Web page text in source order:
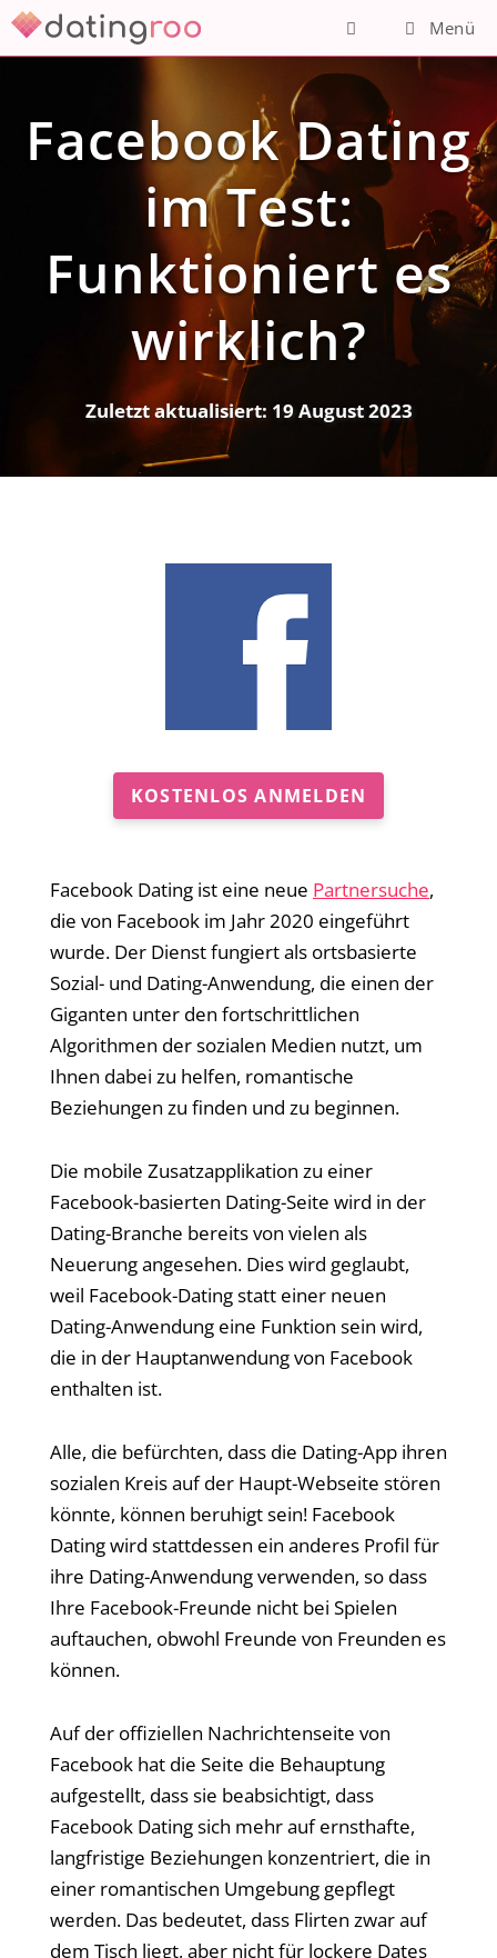
Zum
Inhalt
Menü
Facebook Dating
im Test:
Funktioniert es
wirklich?
Zuletzt aktualisiert: 19 August 2023
KOSTENLOS ANMELDEN
Facebook Dating ist eine neue Partnersuche,
die von Facebook im Jahr 2020 eingeführt
wurde. Der Dienst fungiert als ortsbasierte
Sozial- und Dating-Anwendung, die einen der
Giganten unter den fortschrittlichen
Algorithmen der sozialen Medien nutzt, um
Ihnen dabei zu helfen, romantische
Beziehungen zu finden und zu beginnen.
Die mobile Zusatzapplikation zu einer
Facebook-basierten Dating-Seite wird in der
Dating-Branche bereits von vielen als
Neuerung angesehen. Dies wird geglaubt,
weil Facebook-Dating statt einer neuen
Dating-Anwendung eine Funktion sein wird,
die in der Hauptanwendung von Facebook
enthalten ist.
Alle, die befürchten, dass die Dating-App ihren
sozialen Kreis auf der Haupt-Webseite stören
könnte, können beruhigt sein! Facebook
Dating wird stattdessen ein anderes Profil für
ihre Dating-Anwendung verwenden, so dass
Ihre Facebook-Freunde nicht bei Spielen
auftauchen, obwohl Freunde von Freunden es
können.
Auf der offiziellen Nachrichtenseite von
Facebook hat die Seite die Behauptung
aufgestellt, dass sie beabsichtigt, dass
Facebook Dating sich mehr auf ernsthafte,
langfristige Beziehungen konzentriert, die in
einer romantischen Umgebung gepflegt
werden. Das bedeutet, dass Flirten zwar auf
dem Tisch liegt, aber nicht für lockere Dates